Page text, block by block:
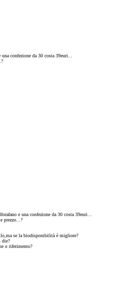
confezione da 30 costa 39euri...
e una confezione da 30 costa 39euri...
prezzo...?
se la biodisponibilità è migliore?
die?
o riferimento?